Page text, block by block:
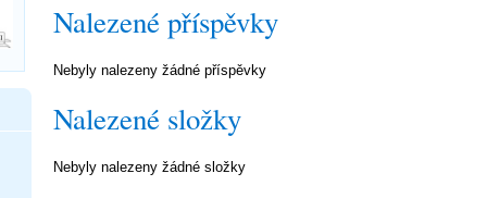
Nalezené příspěvky
Nebyly nalezeny žádné příspěvky
Nalezené složky
Nebyly nalezeny žádné složky